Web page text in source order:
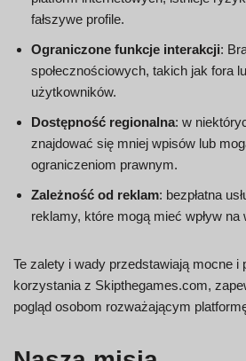
fałszywe profile.
Ograniczone funkcje interakcji:
społecznościowych, takich jak fora
użytkowników.
Dostępność regionalna: w
znajdować się mniej wpisów lub
ograniczeniom prawnym.
Zależność od reklam: bezpłatna
reklamy, które mogą mieć wpływ
Te zalety i wady przedstawiają mocne i
korzystania z Skipthegames.com,
pogląd osobom rozważającym